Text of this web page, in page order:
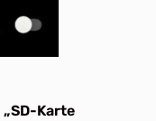
„SD-Karte